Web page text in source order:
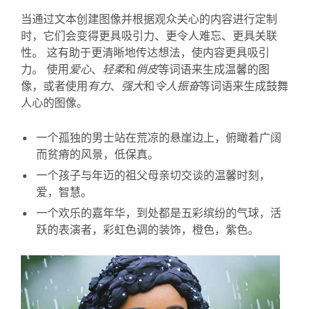
当通过文本创建图像并根据观众关心的内容进行定制
时，它们会变得更具吸引力、更令人难忘、更具关联
性。 这有助于更清晰地传达想法，使内容更具吸引
力。 使用 爱心、 轻柔和俏皮等词语来生成温馨的图
像，或者使用有力、 强大和令人振奋等词语来生成鼓舞
人心的图像。
一个孤独的男士站在荒凉的悬崖边上，俯瞰着广阔
而贫瘠的风景，低保真。
一个孩子与年迈的祖父母亲切交谈的温馨时刻，
爱，智慧。
一个欢乐的嘉年华，到处都是五彩缤纷的气球，活
跃的表演者，彩虹色调的装饰，橙色，紫色。